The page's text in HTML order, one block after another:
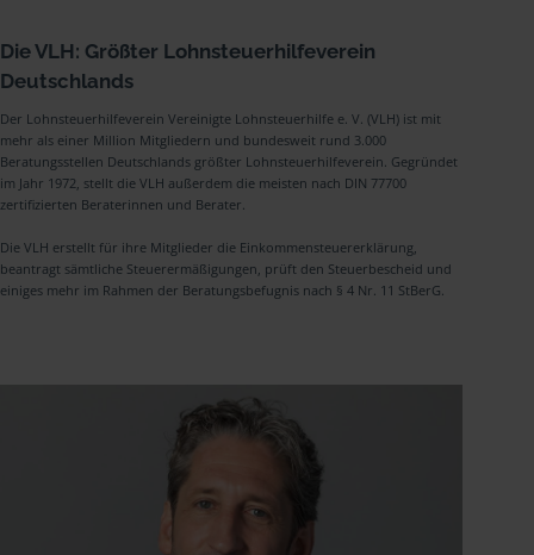
Die VLH: Größter Lohnsteuerhilfeverein
Deutschlands
Der Lohnsteuerhilfeverein Vereinigte Lohnsteuerhilfe e. V. (VLH) ist mit
mehr als einer Million Mitgliedern und bundesweit rund 3.000
Beratungsstellen Deutschlands größter Lohnsteuerhilfeverein. Gegründet
im Jahr 1972, stellt die VLH außerdem die meisten nach DIN 77700
zertifizierten Beraterinnen und Berater.
Die VLH erstellt für ihre Mitglieder die Einkommensteuererklärung,
beantragt sämtliche Steuerermäßigungen, prüft den Steuerbescheid und
einiges mehr im Rahmen der Beratungsbefugnis nach § 4 Nr. 11 StBerG.